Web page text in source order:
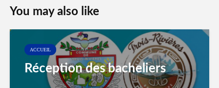
You may also like
ACCUEIL
Réception des bacheliers